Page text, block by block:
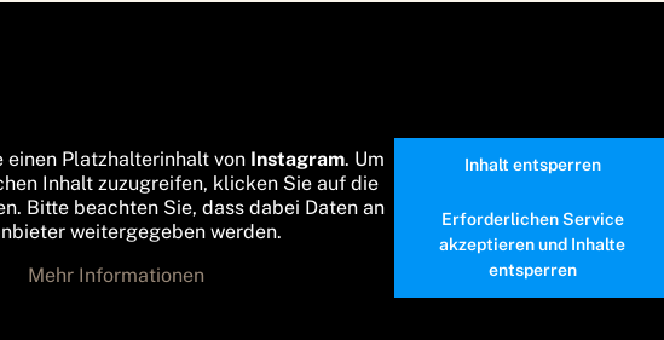
einen Platzhalterinhalt von Instagram. Um
Inhalt zuzugreifen, klicken Sie auf die
Bitte beachten Sie, dass dabei Daten an
weitergegeben werden.
Mehr Informationen
Inhalt entsperren
Erforderlichen Service
akzeptieren und Inhalte
entsperren